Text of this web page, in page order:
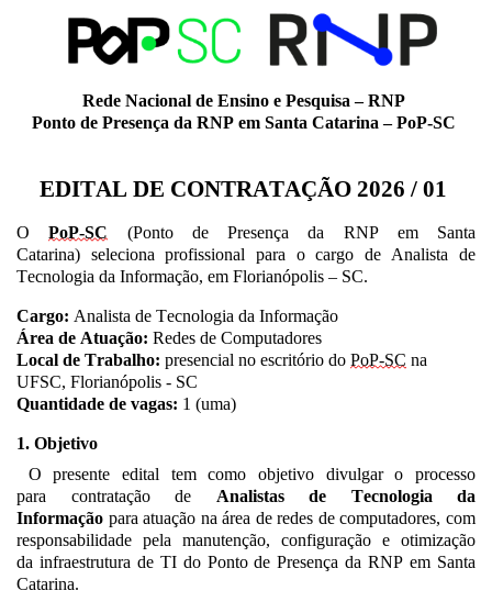
Rede Nacional de Ensino e Pesquisa – RNP
Ponto de Presença da RNP em Santa Catarina –PoP-SC
EDITAL DE CONTRATAÇÃO 2026 / 01
OPoP-SC (Ponto de Presença da RNP em Santa
Catarina) seleciona profissional para o cargo de Analista de
Tecnologia da Informação, em Florianópolis – SC.
Cargo: Analista de Tecnologia da Informação
Área de Atuação: Redes de Computadores
Local de Trabalho: presencial no escritório do PoP-SC na
UFSC, Florianópolis - SC
Quantidade de vagas: 1 (uma)
1. Objetivo
O presente edital tem como objetivo divulgaro processo
para contratação de Analistasde Tecnologia da
Informação paraatuação na área de redes de computadores,com
responsabilidade pela manutenção, configuração e otimização
da infraestrutura de TIdo Ponto de Presença da RNP em Santa
Catarina.